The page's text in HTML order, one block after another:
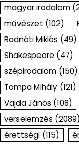
magyar irodalom
művészet (102)
Radnóti Miklós (49)
Shakespeare (47)
szépirodalom (150)
Tompa Mihály (121)
Vajda János (108)
verselemzés (2089)
érettségi (115)